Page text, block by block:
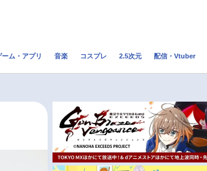
配信・Vtuber トレンド
期アニメ曜日別一覧 秋アニメ
ーム・アプリ 音楽 コスプレ 2.5次元 配信・Vtuber